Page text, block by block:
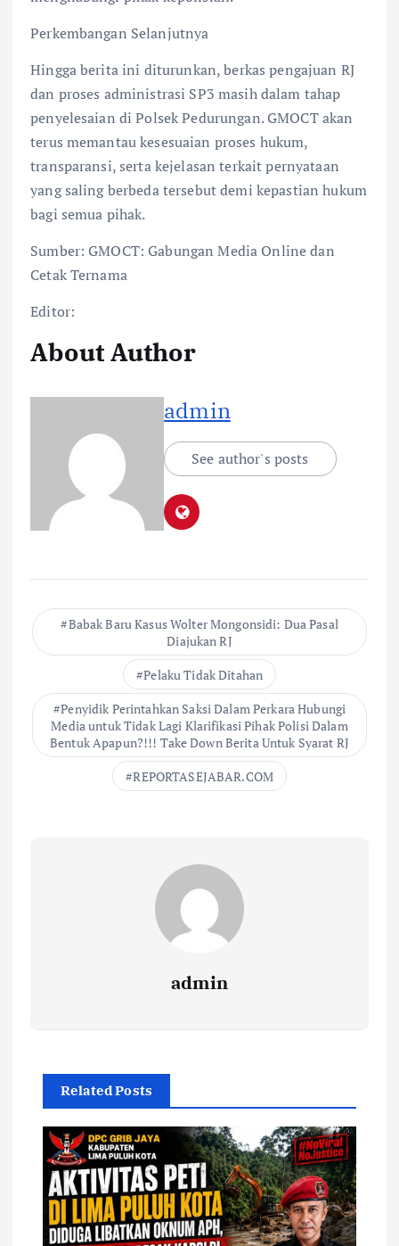
Perkembangan Selanjutnya
Hingga berita ini diturunkan, berkas pengajuan RJ
dan proses administrasi SP3 masih dalam tahap
penyelesaian di Polsek Pedurungan. GMOCT akan
terus memantau kesesuaian proses hukum,
transparansi, serta kejelasan terkait pernyataan
yang saling berbeda tersebut demi kepastian hukum
bagi semua pihak.
Sumber: GMOCT: Gabungan Media Online dan
Cetak Ternama
Editor:
About Author
admin
See author's posts
Babak Baru Kasus Wolter Mongonsidi: Dua Pasal
Diajukan RJ
Pelaku Tidak Ditahan
Penyidik Perintahkan Saksi Dalam Perkara Hubungi
Media untuk Tidak Lagi Klarifikasi Pihak Polisi Dalam
Bentuk Apapun?!!! Take Down Berita Untuk Syarat RJ
REPORTASEJABAR.COM
admin
Related Posts